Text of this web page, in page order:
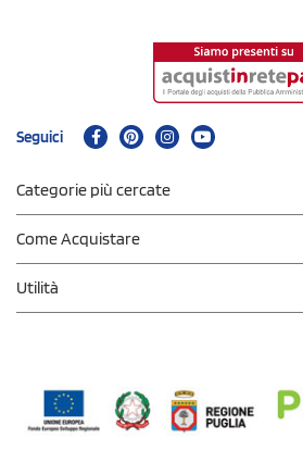
Seguici
Categorie più cercate
Come Acquistare
Utilità